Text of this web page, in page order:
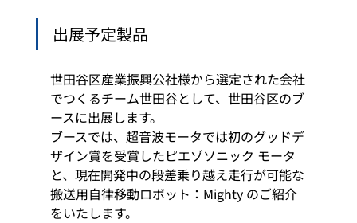
出展予定製品
世田谷区産業振興公社様から選定された会社
でつくるチーム世田谷として、世田谷区のブ
ースに出展します。
ブースでは、超音波モータでは初のグッドデ
ザイン賞を受賞したピエゾソニック モータ
と、現在開発中の段差乗り越え走行が可能な
搬送用自律移動ロボット：Mighty のご紹介
をいたします。